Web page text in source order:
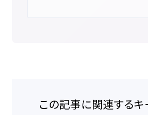
この記事に関連するキ